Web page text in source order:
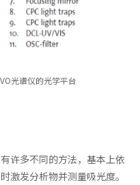
光谱仪的光学平台
许多不同的方法，基本上依
激发分析物并测量吸光度。